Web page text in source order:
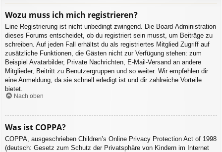
Wozu muss ich mich registrieren?
Eine Registrierung ist nicht unbedingt zwingend. Die Board-Administration
dieses Forums entscheidet, ob du registriert sein musst, um Beiträge zu
schreiben. Auf jeden Fall erhältst du als registriertes Mitglied Zugriff auf
zusätzliche Funktionen, die Gästen nicht zur Verfügung stehen: zum
Beispiel Avatarbilder, Private Nachrichten, E-Mail-Versand an andere
Mitglieder, Beitritt zu Benutzergruppen und so weiter. Wir empfehlen dir
eine Anmeldung, da sie schnell erledigt ist und dir zahlreiche Vorteile
bietet.
Nach oben
Was ist COPPA?
COPPA, ausgeschrieben Children’s Online Privacy Protection Act of 1998
(deutsch: Gesetz zum Schutz der Privatsphäre von Kindern im Internet